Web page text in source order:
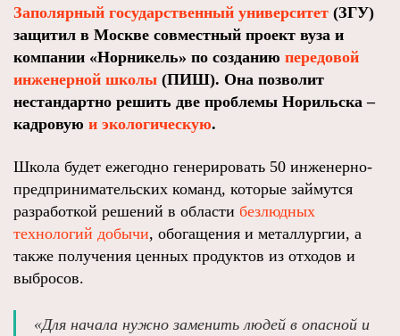
Заполярный государственный университет (ЗГУ)
защитил в Москве совместный проект вуза и
компании «Норникель» по созданию передовой
инженерной школы (ПИШ). Она позволит
нестандартно решить две проблемы Норильска –
кадровую и экологическую.
Школа будет ежегодно генерировать 50 инженерно-
предпринимательских команд, которые займутся
разработкой решений в области безлюдных
технологий добычи, обогащения и металлургии, а
также получения ценных продуктов из отходов и
выбросов.
«Для начала нужно заменить людей в опасной и